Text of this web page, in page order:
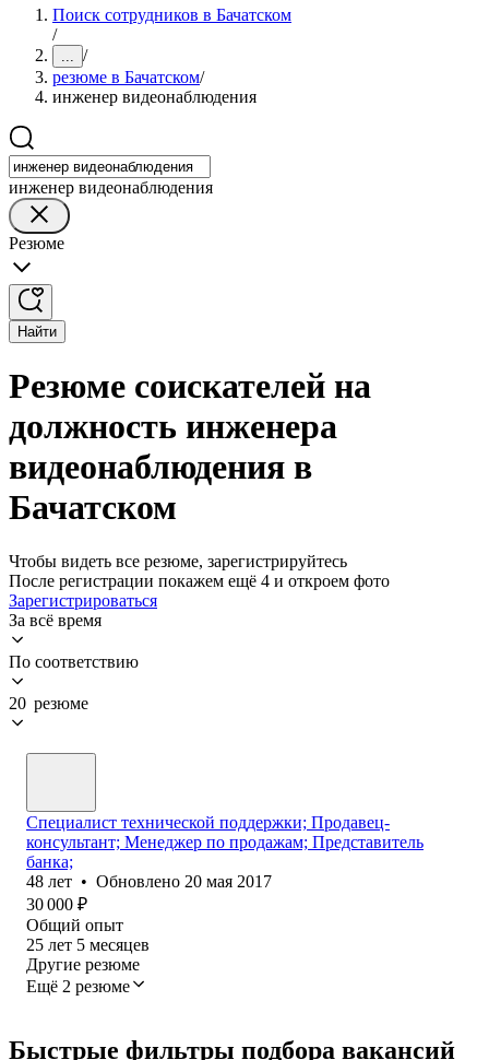
Поиск сотрудников в Бачатском
/
... /
резюме в Бачатском/
инженер видеонаблюдения
инженер видеонаблюдения
Резюме
Найти
Резюме соискателей на
должность инженера
видеонаблюдения в
Бачатском
Чтобы видеть все резюме, зарегистрируйтесь
После регистрации покажем ещё 4 и откроем фото
Зарегистрироваться
За всё время
По соответствию
20 резюме
Специалист технической поддержки; Продавец-
консультант; Менеджер по продажам; Представитель
банка;
48 лет • Обновлено 20 мая 2017
30 000 ₽
Общий опыт
25 лет 5 месяцев
Другие резюме
Ещё 2 резюме
Быстрые фильтры подбора вакансий